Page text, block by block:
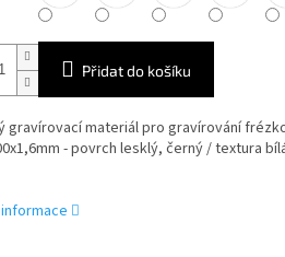
Přidat do košíku
gravírovací materiál pro gravírování
- povrch lesklý, černý / textura